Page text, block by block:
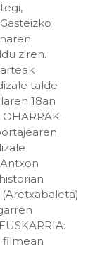
ziren.
talde
18an
(Aretxabaleta)
filmean